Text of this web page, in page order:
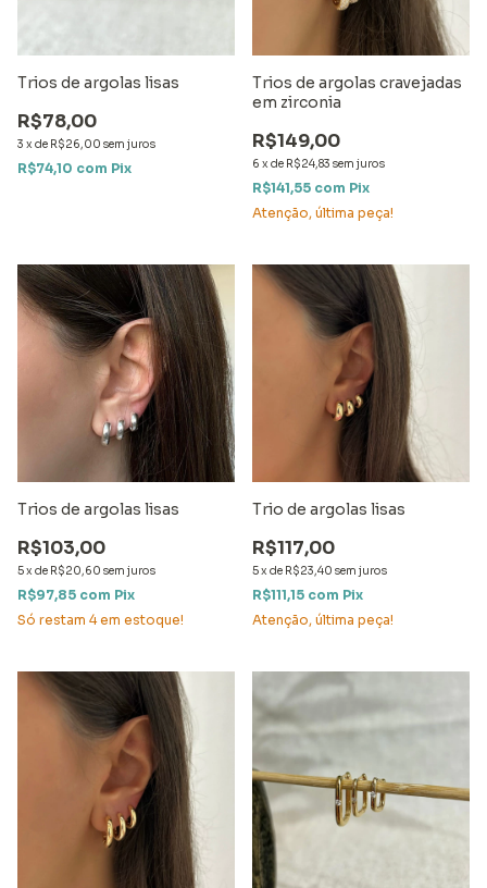
Trios de argolas lisas
R$78,00
3 x de R$26,00 sem juros
R$74,10 com Pix
Trios de argolas cravejadas
em zirconia
R$149,00
6 x de R$24,83 sem juros
R$141,55 com Pix
Atenção, última peça!
Trios de argolas lisas
R$103,00
5x de R$20,60 sem juros
R$97,85 com Pix
Só restam 4em estoque!
Trio de argolas lisas
R$117,00
5x de R$23,40 sem juros
R$111,15 com Pix
Atenção, última peça!